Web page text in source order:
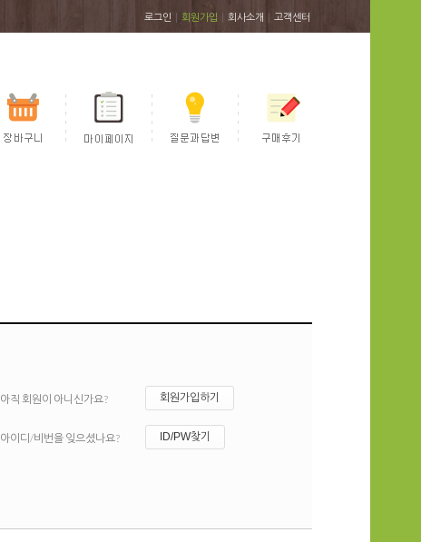
로그인 | 회원가입 | 회사소개 | 고객센터
아직 회원이 아니신가요? 회원가입하기
아이디/비번을 잊으셨나요? ID/PW찾기